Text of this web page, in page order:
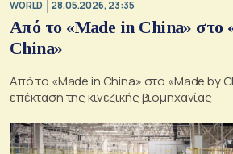
WORLD 28.05.2026, 23:35
Από το «Made in China» στο
China»
Από το «Made in China» στο «Made by
επέκταση της κινεζικής βιομηχανίας